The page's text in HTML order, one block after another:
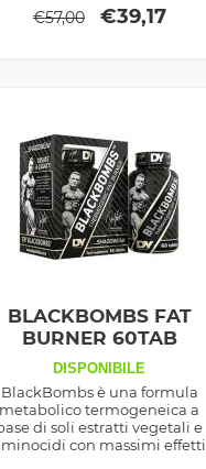
carb
€57,00 €39,17
BLACKBOMBS FAT
BURNER 60TAB
DISPONIBILE
BlackBombs è una formula
metabolico termogeneica a
di soli estratti vegetali e
con massimi effetti